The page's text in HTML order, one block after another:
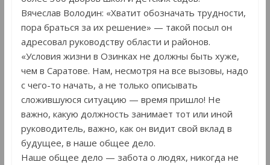
Вячеслав Володин: «Хватит обозначать трудности,
пора браться за их решение» — такой посыл он
адресовал руководству области и районов.
«Условия жизни в Озинках не должны быть хуже,
чем в Саратове. Нам, несмотря на все вызовы, надо
с чего-то начать, а не только описывать
сложившуюся ситуацию — время пришло! Не
важно, какую должность занимает тот или иной
руководитель, важно, как он видит свой вклад в
будущее, в наше общее дело.
Наше общее дело — забота о людях, никогда не